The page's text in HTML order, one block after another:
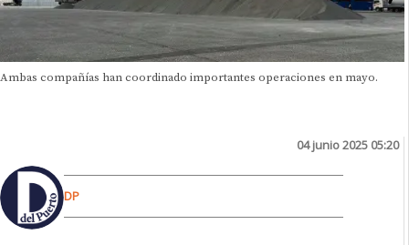
Ambas compañías han coordinado importantes operaciones en mayo.
04 junio 2025 05:20
DP